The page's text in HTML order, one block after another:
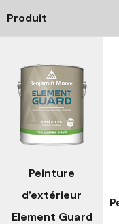
Produit
Peinture
d’extérieur
Element Guard